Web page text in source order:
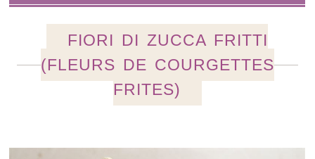
FIORI DI ZUCCA FRITTI
(FLEURS DE COURGETTES
FRITES)